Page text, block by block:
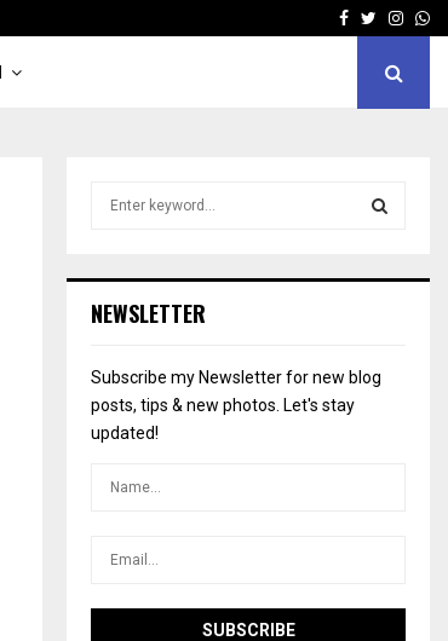
Facebook
Twitter
h
o
NEWSLETTER
Subscribe my Newsletter for new blog
posts, tips & new photos. Let's stay
updated!